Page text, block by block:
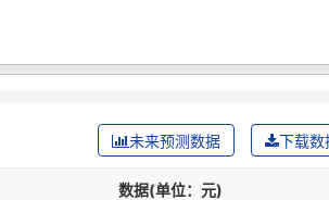
下载数
未来预测数据
数据(单位：元)